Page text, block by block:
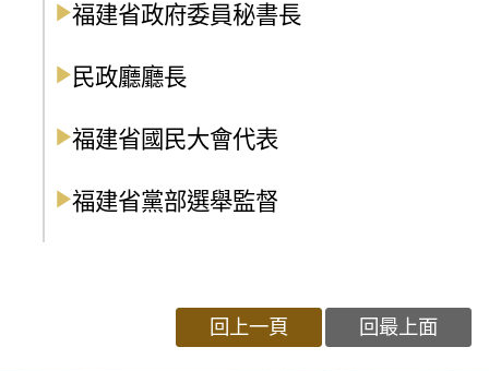
福建省政府委員秘書長
民政廳廳長
福建省國民大會代表
福建省黨部選舉監督
回上一頁 回最上面